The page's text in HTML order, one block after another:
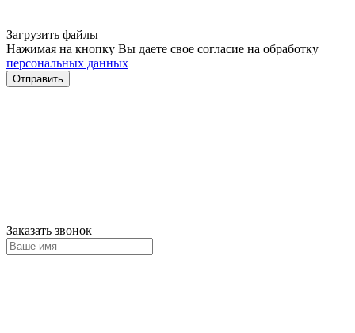
Загрузить файлы
Нажимая на кнопку Вы даете свое согласие на обработку
персональных данных
Отправить
Заказать звонок